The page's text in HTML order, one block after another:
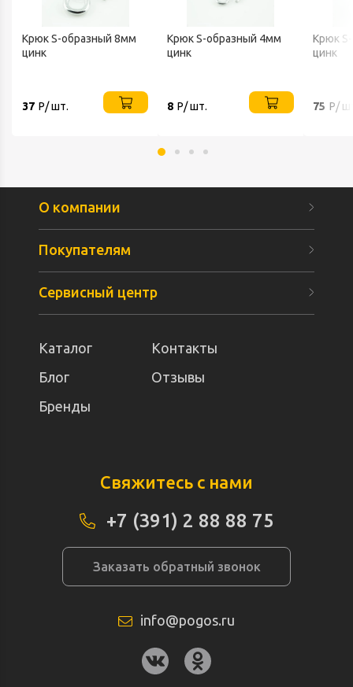
Крюк S-образный 8мм
цинк
37 Р/ шт.
Крюк S-образный 4мм
цинк
8 Р/ шт.
Крюк
цинк
75 Р/
О компании
Покупателям
Сервисный центр
Каталог
Контакты
Блог
Отзывы
Бренды
Свяжитесь с нами
+7 (391) 2 88 88 75
Заказать обратный звонок
info@pogos.ru